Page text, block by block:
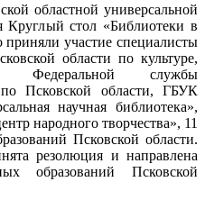
областной универсальной
Круглый стол «Библиотеки в
приняли участие специалисты
области по культуре,
Федеральной службы
по Псковской области, ГБУК
научная библиотека»,
народного творчества», 11
Псковской области.
резолюция и направлена
образований Псковской